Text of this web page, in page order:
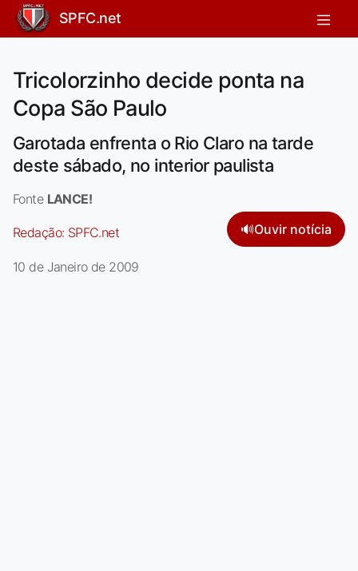
SPFC.net
Tricolorzinho decide ponta na
Copa São Paulo
Garotada enfrenta o Rio Claro na tarde
deste sábado, no interior paulista
Fonte LANCE!
Redação: SPFC.net 🔊Ouvir notícia
10 de Janeiro de 2009